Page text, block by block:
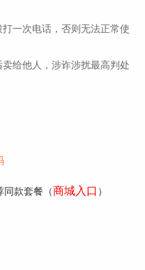
一次电话，否则无法正常使
给他人，涉诈涉扰最高判处
款套餐（商城入口 ）